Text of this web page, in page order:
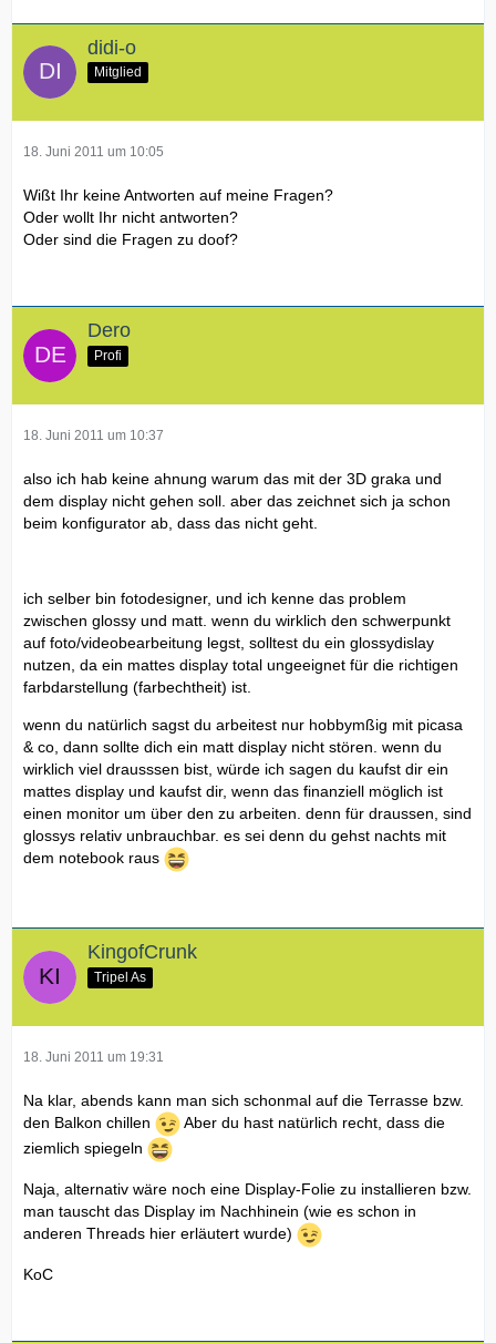
didi-o
Mitglied
18. Juni 2011 um 10:05
Wißt Ihr keine Antworten auf meine Fragen?
Oder wollt Ihr nicht antworten?
Oder sind die Fragen zu doof?
Dero
Profi
18. Juni 2011 um 10:37
also ich hab keine ahnung warum das mit der 3D graka und
dem display nicht gehen soll. aber das zeichnet sich ja schon
beim konfigurator ab, dass das nicht geht.
ich selber bin fotodesigner, und ich kenne das problem
zwischen glossy und matt. wenn du wirklich den schwerpunkt
auf foto/videobearbeitung legst, solltest du ein glossydislay
nutzen, da ein mattes display total ungeeignet für die richtigen
farbdarstellung (farbechtheit) ist.
wenn du natürlich sagst du arbeitest nur hobbymßig mit picasa
& co, dann sollte dich ein matt display nicht stören. wenn du
wirklich viel drausssen bist, würde ich sagen du kaufst dir ein
mattes display und kaufst dir, wenn das finanziell möglich ist
einen monitor um über den zu arbeiten. denn für draussen, sind
glossys relativ unbrauchbar. es sei denn du gehst nachts mit
dem notebook raus
KingofCrunk
Tripel As
18. Juni 2011 um 19:31
Na klar, abends kann man sich schonmal auf die Terrasse bzw.
den Balkon chillen
Aber du hast natürlich recht, dass die
ziemlich spiegeln
Naja, alternativ wäre noch eine Display-Folie zu installieren bzw.
man tauscht das Display im Nachhinein (wie es schon in
anderen Threads hier erläutert wurde)
KoC